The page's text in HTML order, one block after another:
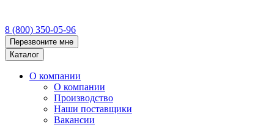
8 (800) 350-05-96
Перезвоните мне
Каталог
О компании
О компании
Производство
Наши поставщики
Вакансии